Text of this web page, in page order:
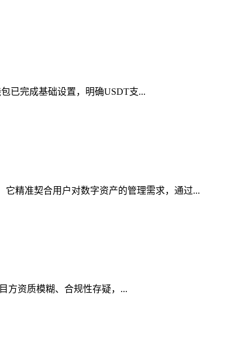
已完成基础设置，明确USDT支...
精准契合用户对数字资产的管理需求，通过...
方资质模糊、合规性存疑，...